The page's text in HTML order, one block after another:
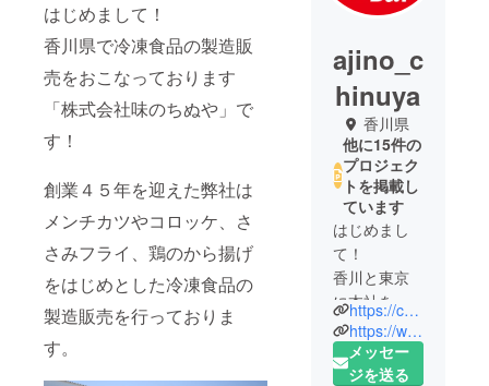
はじめまして！
香川県で冷凍食品の製造販
売をおこなっております
「株式会社味のちぬや」で
す！
創業４５年を迎えた弊社は
メンチカツやコロッケ、さ
さみフライ、鶏のから揚げ
をはじめとした冷凍食品の
製造販売を行っておりま
す。
ajino_c
hinuya
香川県
他に15件の
プロジェク
トを掲載し
ています
はじめまし
て！
香川と東京
に本社を置
く「味のち
ぬや」で
す！
https://chinuya.com/
https://www.instagram.com/ajino_chinuya/
メッセー
ジを送る